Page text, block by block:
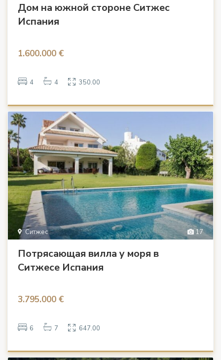
Дом на южной стороне Ситжес
Испания
1.600.000 €
4 4 350.00
17
Ситжес
Потрясающая вилла у моря в
Ситжесе Испания
3.795.000 €
6 7 647.00